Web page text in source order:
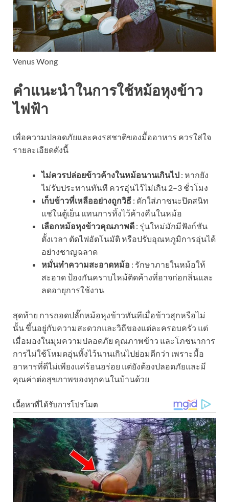
Venus Wong
คำแนะนำในการใช้หม้อหุงข้าว
ไฟฟ้า
เพื่อความปลอดภัยและคงรสชาติของมื้ออาหาร ควรใส่ใจ
รายละเอียดดังนี้
ไม่ควรปล่อยข้าวค้างในหม้อนานเกินไป : หากยัง
ไม่รับประทานทันที ควรอุ่นไว้ไม่เกิน 2–3 ชั่วโมง
เก็บข้าวที่เหลืออย่างถูกวิธี : ตักใส่ภาชนะปิดสนิท
แช่ในตู้เย็น แทนการทิ้งไว้ค้างคืนในหม้อ
เลือกหม้อหุงข้าวคุณภาพดี : รุ่นใหม่มักมีฟังก์ชัน
ตั้งเวลา ตัดไฟอัตโนมัติ หรือปรับอุณหภูมิการอุ่นได้
อย่างชาญฉลาด
หมั่นทำความสะอาดหม้อ : รักษาภายในหม้อให้
สะอาด ป้องกันคราบไหม้ติดค้างที่อาจก่อกลิ่นและ
ลดอายุการใช้งาน
สุดท้าย การถอดปลั๊กหม้อหุงข้าวทันทีเมื่อข้าวสุกหรือไม่
นั้น ขึ้นอยู่กับความสะดวกและวิถีของแต่ละครอบครัว แต่
เมื่อมองในมุมความปลอดภัย คุณภาพข้าว และโภชนาการ
การไม่ใช้โหมดอุ่นทิ้งไว้นานเกินไปย่อมดีกว่า เพราะมื้อ
อาหารที่ดีไม่เพียงแค่ร้อนอร่อย แต่ยังต้องปลอดภัยและมี
คุณค่าต่อสุขภาพของทุกคนในบ้านด้วย